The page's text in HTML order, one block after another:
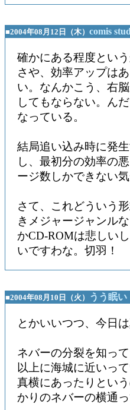
■2004年08月12日（木） comis
確かにある程度とい
さや、効率アップは
い。なんかこう、右
してもならない。ん
なっている。
結局追い込み時に発
し、最初分の効率の
ージ数しかできない気
さて、これどういう
きメジャージャンル
かCD-ROMは悲しい
いですわな。切羽！
■2004年08月10日（火） うう眠い
とかいいつつ、今日
ネバーの分裂を知っ
以上に海城に近いっ
真横にあったりとい
かりのネバーの横通っ